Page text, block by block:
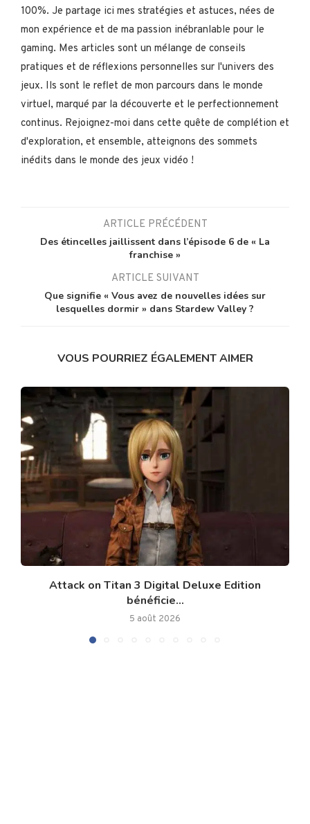
100%. Je partage ici mes stratégies et astuces, nées de
mon expérience et de ma passion inébranlable pour le
gaming. Mes articles sont un mélange de conseils
pratiques et de réflexions personnelles sur l'univers des
jeux. Ils sont le reflet de mon parcours dans le monde
virtuel, marqué par la découverte et le perfectionnement
continus. Rejoignez-moi dans cette quête de complétion et
d'exploration, et ensemble, atteignons des sommets
inédits dans le monde des jeux vidéo !
ARTICLE PRÉCÉDENT
Des étincelles jaillissent dans l’épisode 6 de « La
franchise »
ARTICLE SUIVANT
Que signifie « Vous avez de nouvelles idées sur
lesquelles dormir » dans Stardew Valley ?
VOUS POURRIEZ ÉGALEMENT AIMER
Attack on Titan 3 Digital Deluxe Edition
bénéficie...
5 août 2026